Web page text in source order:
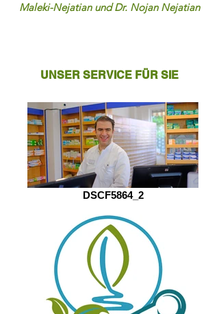
Maleki-Nejatian und Dr. Nojan Nejatian
UNSER SERVICE FÜR SIE
DSCF5864_2